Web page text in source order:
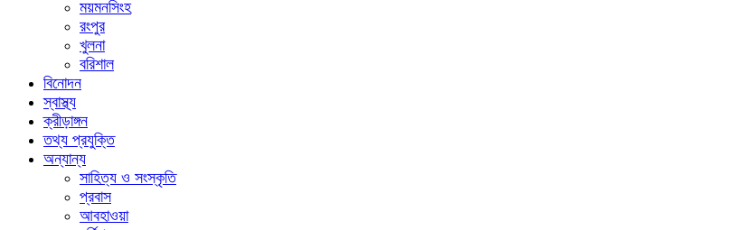
ময়মনসিংহ
রংপুর
খুলনা
বরিশাল
বিনোদন
স্বাস্থ্য
ক্রীড়াঙ্গন
তথ্য প্রযুক্তি
অন্যান্য
সাহিত্য ও সংস্কৃতি
প্রবাস
আবহাওয়া